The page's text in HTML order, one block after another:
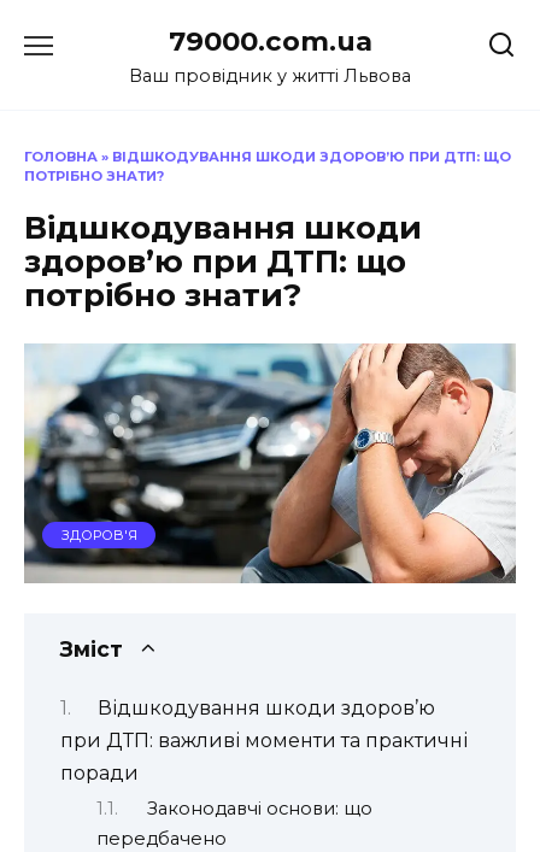
до
79000.com.ua
Ваш провідник у житті Львова
ГОЛОВНА » ВІДШКОДУВАННЯ ШКОДИ ЗДОРОВ’Ю ПРИ ДТП: ЩО
ПОТРІБНО ЗНАТИ?
Відшкодування шкоди
здоров’ю при ДТП: що
потрібно знати?
ЗДОРОВ'Я
Зміст
Відшкодування шкоди здоров’ю
при ДТП: важливі моменти та практичні
поради
Законодавчі основи: що
передбачено